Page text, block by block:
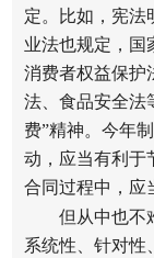
定。比如，宪法
业法也规定，国
消费者权益保护
法、食品安全法
费”精神。今年
动，应当有利于
合同过程中，应
但从中也不
系统性、针对性